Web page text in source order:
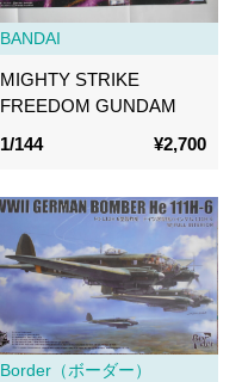
BANDAI
MIGHTY STRIKE
FREEDOM GUNDAM
1/144
¥2,700
Border（ボーダー）